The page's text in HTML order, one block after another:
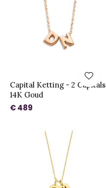
Capital Ketting - 2 Capitals
14K Goud
€ 489